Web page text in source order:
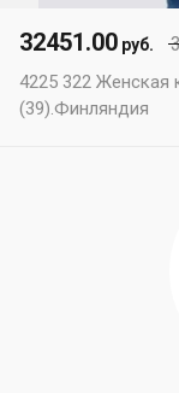
32451.00 руб.
4225 322 Женская
(39).Финляндия